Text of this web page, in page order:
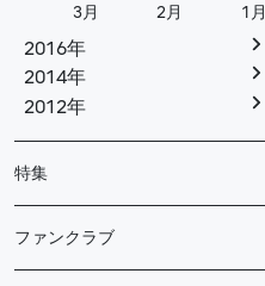
3月
2月 1月
2016年
2014年
2012年
特集
ファンクラブ